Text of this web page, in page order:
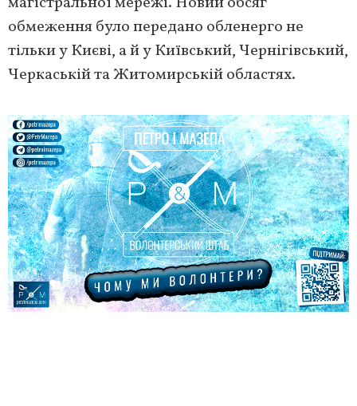
обмеження було передано обленерго не
тільки у Києві, а й у Київський, Чернігівський,
Черкаській та Житомирській областях.